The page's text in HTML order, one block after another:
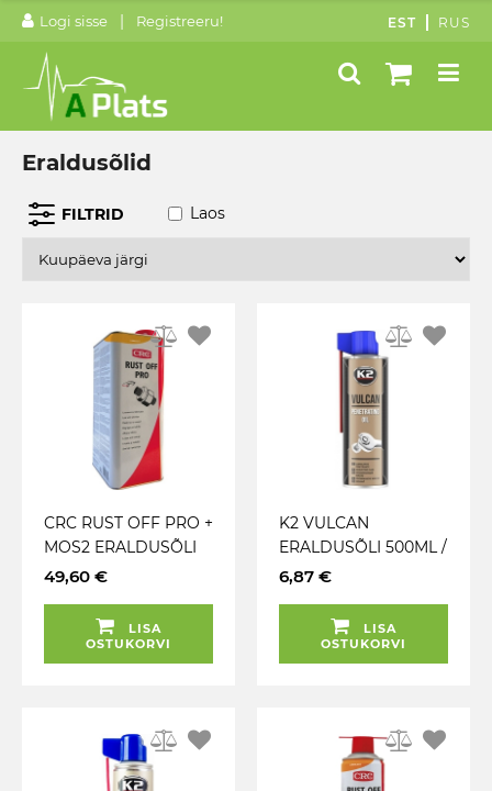
Logi sisse | Registreeru! EST RUS
Eraldusõlid
FILTRID Laos
CRC RUST OFF PRO +
MOS2 ERALDUSÕLI
ROOSTESURM 5L
49,60 €
LISA
OSTUKORVI
K2 VULCAN
ERALDUSÕLI 500ML /
AE
6,87 €
LISA
OSTUKORVI